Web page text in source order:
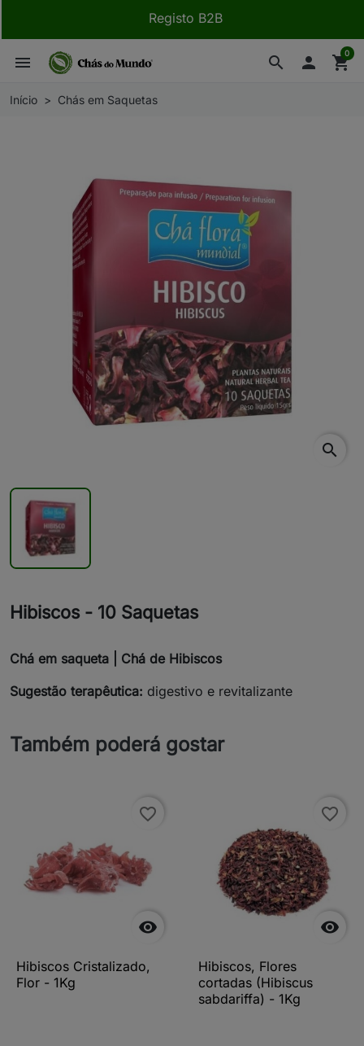
Registo B2B
search
menu  shopping_cart
0
Início Chás em Saquetas
search
Hibiscos - 10 Saquetas
Chá em saqueta | Chá de Hibiscos
Sugestão terapêutica: digestivo e revitalizante
Também poderá gostar

favorite_border
Hibiscos Cristalizado,
Flor - 1Kg

favorite_border
Hibiscos, Flores
cortadas (Hibiscus
sabdariffa) - 1Kg